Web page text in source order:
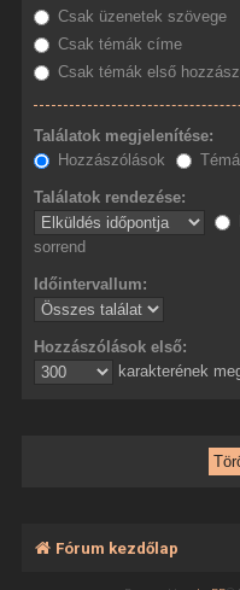
Csak üzenetek szövege
Csak témák címe
Csak témák első
Találatok megjelenítése:
Hozzászólások
Találatok rendezése:
sorrend
Időintervallum:
Hozzászólások első:
karakterének
Fórum kezdőlap